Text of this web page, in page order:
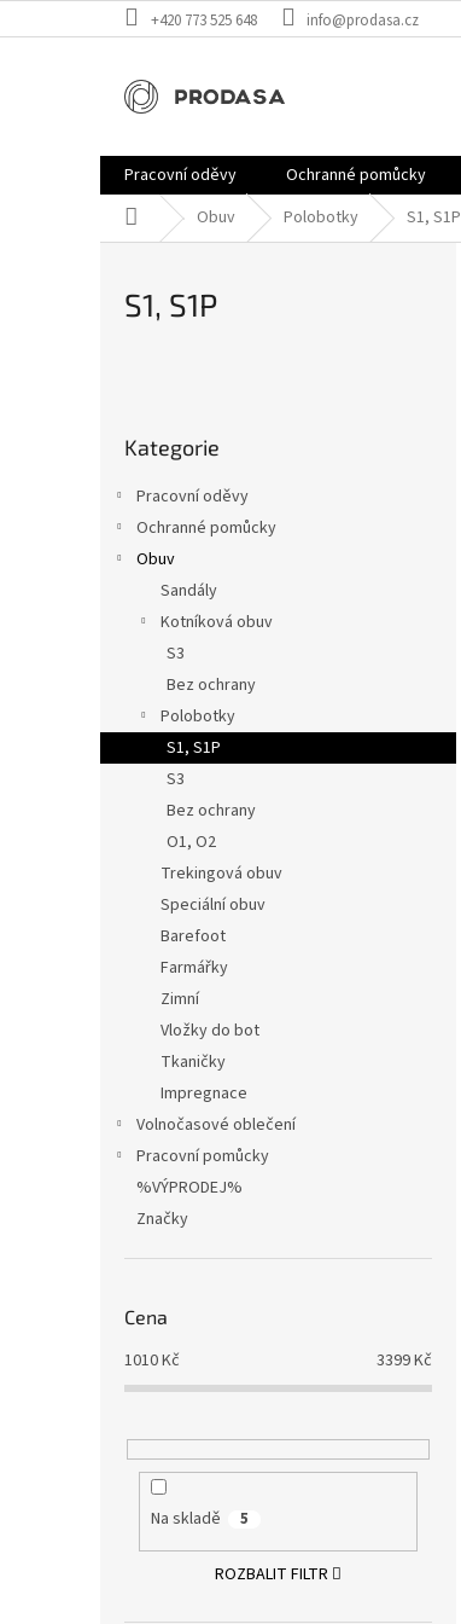
na
+420 773 525 648 info@prodasa.cz
Pracovní oděvy Ochranné pomůcky
Domů Obuv Polobotky S1, S1P
S1, S1P
l
kategorie
Kategorie
Pracovní oděvy
Ochranné pomůcky
Obuv
Sandály
Kotníková obuv
S3
Bez ochrany
Polobotky
S1, S1P
S3
Bez ochrany
O1, O2
Trekingová obuv
Speciální obuv
Barefoot
Farmářky
Zimní
Vložky do bot
Tkaničky
Impregnace
Volnočasové oblečení
Pracovní pomůcky
%VÝPRODEJ%
Značky
Cena
1010Kč 3399Kč
Na skladě 5
ROZBALIT FILTR